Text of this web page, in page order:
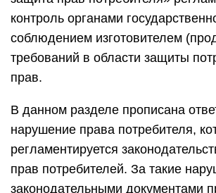
контроль органами
соблюдением изготовителем
требований в области защиты
прав.
В данном разделе прописана
нарушение права потребителя,
регламентируется
прав потребителей. За такие
законодательными документами